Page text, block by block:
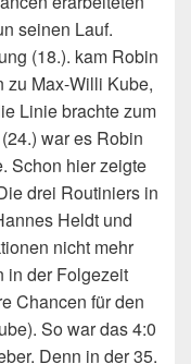
seinen Lauf.
(18.). kam Robin
zu Max-Willi Kube,
Linie brachte zum
war es Robin
Schon hier zeigte
drei Routiniers in
Heldt und
nicht mehr
in der Folgezeit
Chancen für den
So war das 4:0
Denn in der 35.